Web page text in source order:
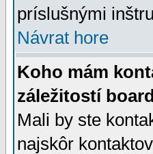
príslušnými
Návrat hore
Koho mám
záležitostí
Mali by ste
najskôr